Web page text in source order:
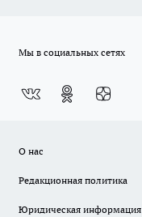
Мы в социальных сетях
О нас
Редакционная политика
Юридическая информация